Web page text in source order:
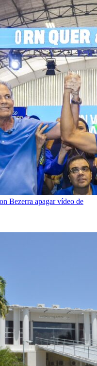
Bezerra apagar vídeo de